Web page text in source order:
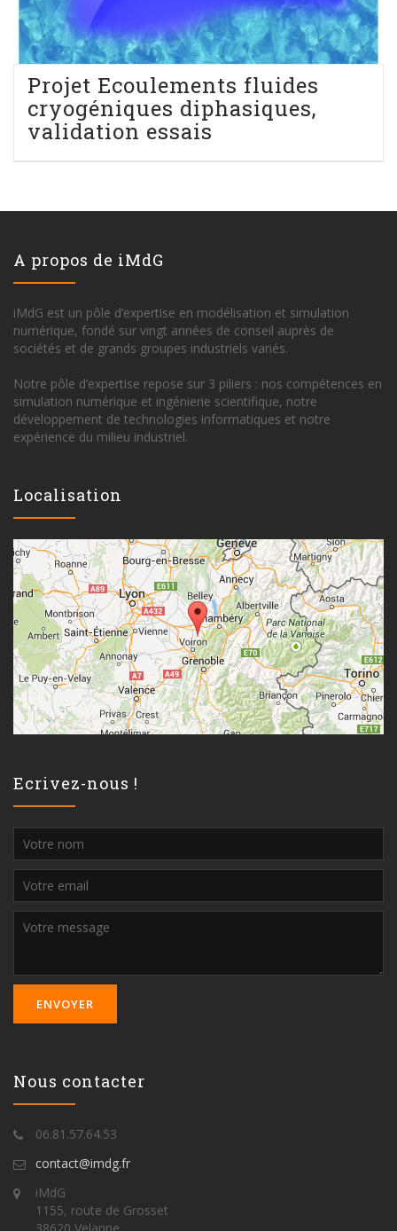
Projet Ecoulements fluides
cryogéniques diphasiques,
validation essais
A propos de iMdG
iMdG est un pôle d’expertise en modélisation et simulation
numérique, fondé sur vingt années de conseil auprès de
sociétés et de grands groupes industriels variés.
Notre pôle d’expertise repose sur 3 piliers : nos compétences en
simulation numérique et ingénierie scientifique, notre
développement de technologies informatiques et notre
expérience du milieu industriel.
Localisation
Ecrivez-nous !
Nous contacter
06.81.57.64.53
contact@imdg.fr
iMdG
1155, route de Grosset